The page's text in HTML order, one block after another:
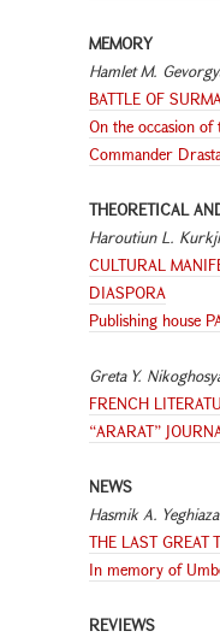
MEMORY
Hamlet M.
BATTLE OF
On the occasion
Commander
THEORETICAL
Haroutiun L.
CULTURAL
DIASPORA
Publishing house
Greta Y.
FRENCH
“ARARAT”
NEWS
Hasmik A.
THE LAST GREAT
In memory of
REVIEWS